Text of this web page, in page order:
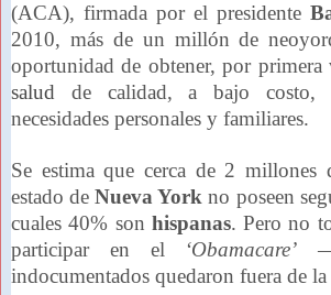
(ACA), firmada por el presidente
2010, más de un millón de
oportunidad de obtener, por primera
salud de calidad, a bajo costo,
necesidades personales y familiares.
Se estima que cerca de 2 millones
estado deNueva York no poseen
cuales 40% son hispanas. Pero no
participar en el ‘Obamacare’
indocumentados quedaron fuera de la